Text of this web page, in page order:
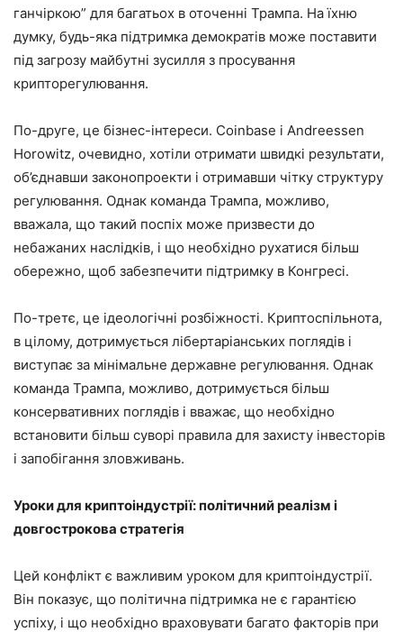
ганчіркою” для багатьох в оточенні Трампа. На їхню
думку, будь-яка підтримка демократів може поставити
під загрозу майбутні зусилля з просування
крипторегулювання.
По-друге, це бізнес-інтереси. Coinbase і Andreessen
Horowitz, очевидно, хотіли отримати швидкі результати,
об’єднавши законопроекти і отримавши чітку структуру
регулювання. Однак команда Трампа, можливо,
вважала, що такий поспіх може призвести до
небажаних наслідків, і що необхідно рухатися більш
обережно, щоб забезпечити підтримку в Конгресі.
По-третє, це ідеологічні розбіжності. Криптоспільнота,
в цілому, дотримується лібертаріанських поглядів і
виступає за мінімальне державне регулювання. Однак
команда Трампа, можливо, дотримується більш
консервативних поглядів і вважає, що необхідно
встановити більш суворі правила для захисту інвесторів
і запобігання зловживань.
Уроки для криптоіндустрії: політичний реалізм і
довгострокова стратегія
Цей конфлікт є важливим уроком для криптоіндустрії.
Він показує, що політична підтримка не є гарантією
успіху, і що необхідно враховувати багато факторів при